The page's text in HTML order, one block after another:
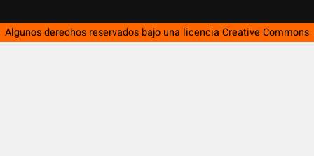
Algunos derechos reservados bajo una licencia Creative Commons